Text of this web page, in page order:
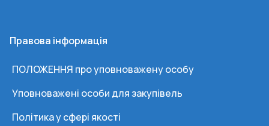
Правова інформація
ПОЛОЖЕННЯ про уповноважену особу
Уповноважені особи для закупівель
Політика у сфері якості